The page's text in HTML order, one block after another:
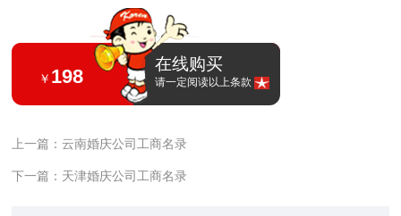
￥ 198
在线购买
请一定阅读以上条款
上一篇：云南婚庆公司工商名录
下一篇：天津婚庆公司工商名录